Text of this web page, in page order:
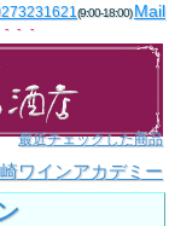
(9:00-18:00)Mail
---
最近チェックした商品
ワインアカデミー